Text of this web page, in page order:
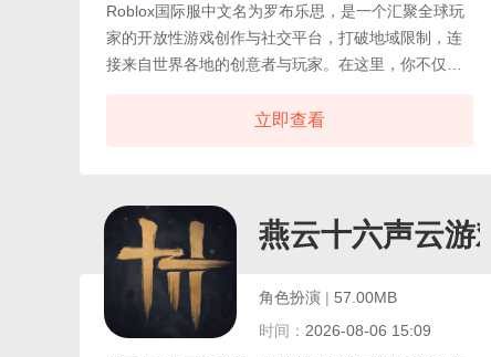
Roblox国际服中文名为罗布乐思，是一个汇聚全球玩
家的开放性游戏创作与社交平台，打破地域限制，连
接来自世界各地的创意者与玩家。在这里，你不仅能
力，亲手打造属于自己的互动世界，平台涵盖多种类
立即查看
燕云十六声云游戏
角色扮演 | 57.00MB
时间： 2026-08-06 15:09